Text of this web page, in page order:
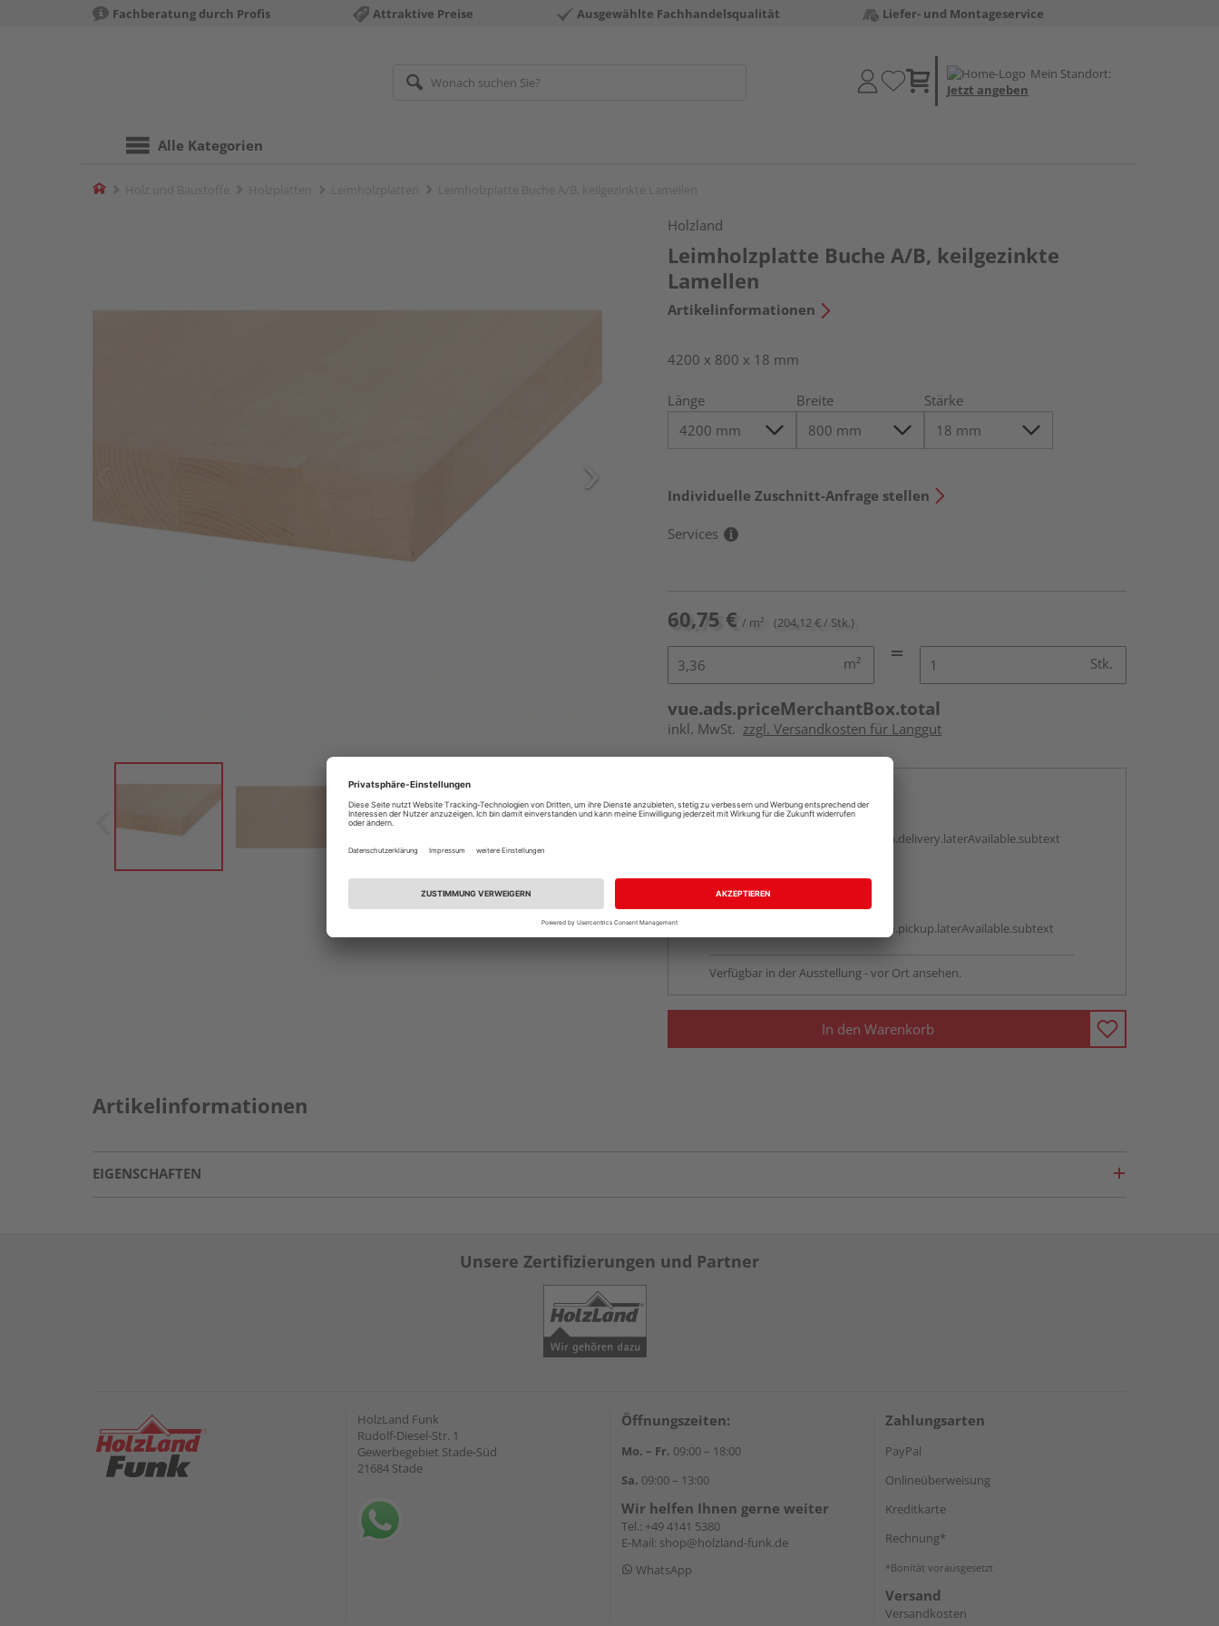
Fachberatung durch Profis Attraktive Preise Ausgewählte Fachhandelsqualität Liefer- und Montageservice
Mein Standort:
Jetzt angeben
Alle Kategorien
Home
Holzland
Leimholzplatte Buche A/B, keilgezinkte
Lamellen
Artikelinformationen
4200 x 800 x 18 mm
Länge Breite Stärke
Individuelle Zuschnitt-Anfrage stellen
Services
60,75 € / m² (204,12 € / Stk.)
m² Stk.
vue.ads.priceMerchantBox.total
inkl. MwSt. zzgl. Versandkosten für Langgut
Online bestellen
Auf Vorbestellung:
vue.ads.priceMerchantBox.option.delivery.laterAvailable.subtext
Beim Händler abholen
Auf Vorbestellung:
vue.ads.priceMerchantBox.option.pickup.laterAvailable.subtext
Verfügbar in der Ausstellung - vor Ort ansehen.
In den Warenkorb
Artikelinformationen
EIGENSCHAFTEN
Unsere Zertifizierungen und Partner
HolzLand Funk
Rudolf-Diesel-Str. 1
Gewerbegebiet Stade-Süd
21684 Stade
Öffnungszeiten:
Mo. – Fr. 09:00 – 18:00
Sa. 09:00 – 13:00
Wir helfen Ihnen gerne weiter
Tel.: +49 4141 5380
E-Mail: shop@holzland-funk.de
WhatsApp
Zahlungsarten
PayPal
Onlineüberweisung
Kreditkarte
Rechnung*
*Bonität vorausgesetzt
Versand
Versandkosten